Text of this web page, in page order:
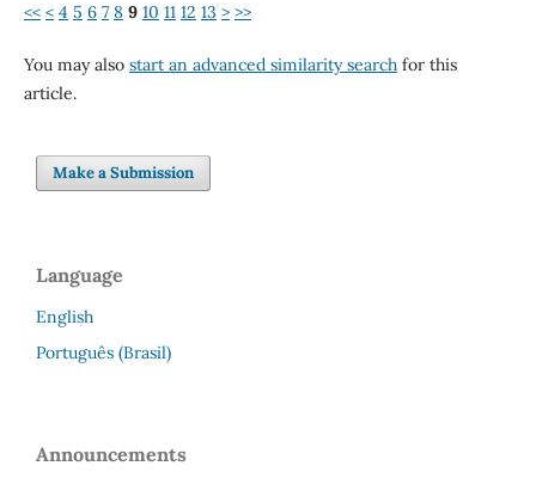
<< < 4 5 6 7 8 9 10 11 12 13 > >>
You may also start an advanced similarity searchfor this
article.
Make a Submission
Language
English
Português (Brasil)
Announcements